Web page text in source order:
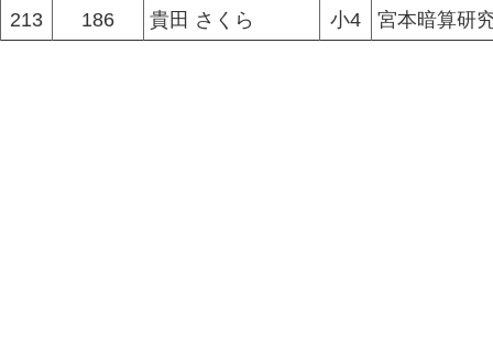
213
186 貴田 さくら 小4 宮本暗算研